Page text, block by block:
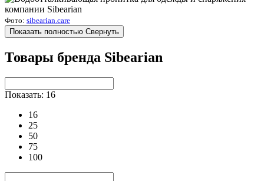
Фото: sibearian.care
Показать полностью Свернуть
Товары бренда Sibearian
Показать: 16
16
25
50
75
100